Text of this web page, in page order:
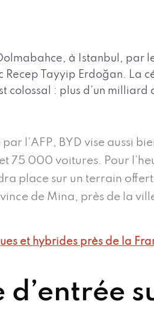
à Istanbul, par
Recep Tayyip Erdoğan. La
colossal : plus d’un
l’AFP, BYD vise aussi
000 voitures. Pour
place sur un terrain
de Mina, près de la
et hybrides près de la